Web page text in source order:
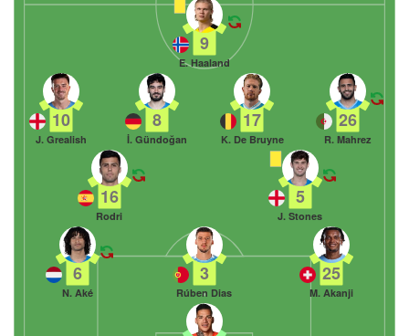
6
N. Aké
3
Rúben Dias
25
M. Akanji
16
Rodri
5
J. Stones
10
J. Grealish
8
İ. Gündoğan
17
K. De Bruyne
26
R. Mahrez
9
E. Haaland